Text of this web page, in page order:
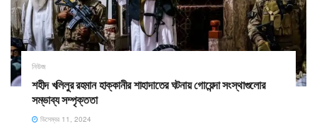
নিউজ
শহীদ খলিলুর রহমান হাক্কানীর শাহাদাতের ঘটনায় গোয়েন্দা সংস্থাগুলোর
সম্ভাব্য সম্পৃক্ততা
ডিসেম্বর 11, 2024